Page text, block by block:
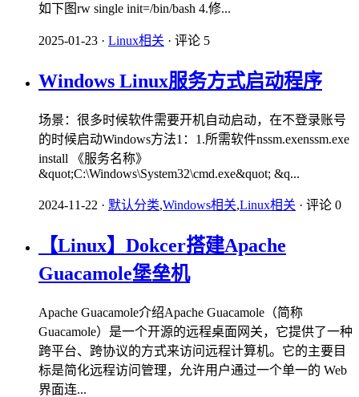
如下图rw single init=/bin/bash 4.修...
2025-01-23 · Linux相关 · 评论 5
Windows Linux服务方式启动程序
场景：很多时候软件需要开机自动启动，在不登录账号
的时候启动Windows方法1：1.所需软件nssm.exenssm.exe
install 《服务名称》
&quot;C:\Windows\System32\cmd.exe&quot; &q...
2024-11-22 · 默认分类,Windows相关,Linux相关 · 评论 0
【Linux】Dokcer搭建Apache
Guacamole堡垒机
Apache Guacamole介绍Apache Guacamole（简称
Guacamole）是一个开源的远程桌面网关，它提供了一种
跨平台、跨协议的方式来访问远程计算机。它的主要目
标是简化远程访问管理，允许用户通过一个单一的 Web
界面连...